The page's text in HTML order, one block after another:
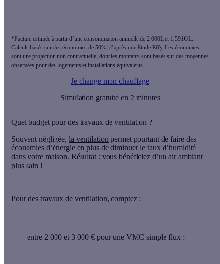
*Facture estimée à partir d’une consommation annuelle de 2 000L et 1,591€/L.
Calculs basés sur des économies de 50%, d’après une Étude Effy. Les économies
sont une projection non contractuelle, dont les montants sont basés sur des moyennes
observées pour des logements et installations équivalents.
Je change mon chauffage
Simulation gratuite en 2 minutes
Quel budget pour des travaux de ventilation ?
Souvent négligée, la ventilation permet pourtant de faire des
économies d’énergie en plus de diminuer le taux d’humidité
dans votre maison. Résultat : vous bénéficiez d’un air ambiant
plus sain !
Pour des travaux de ventilation, comptez :
entre 2 000 et 3 000 € pour une VMC simple flux ;